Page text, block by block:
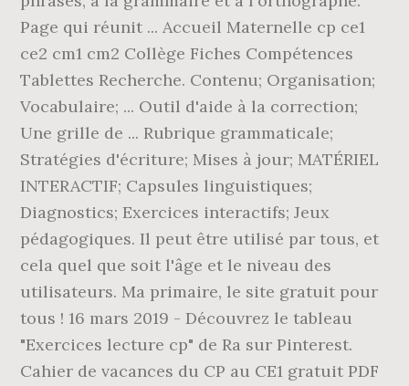
Page qui réunit ... Accueil Maternelle cp ce1
ce2 cm1 cm2 Collège Fiches Compétences
Tablettes Recherche. Contenu; Organisation;
Vocabulaire; ... Outil d'aide à la correction;
Une grille de ... Rubrique grammaticale;
Stratégies d'écriture; Mises à jour; MATÉRIEL
INTERACTIF; Capsules linguistiques;
Diagnostics; Exercices interactifs; Jeux
pédagogiques. Il peut être utilisé par tous, et
cela quel que soit l'âge et le niveau des
utilisateurs. Ma primaire, le site gratuit pour
tous ! 16 mars 2019 - Découvrez le tableau
"Exercices lecture cp" de Ra sur Pinterest.
Cahier de vacances du CP au CE1 gratuit PDF